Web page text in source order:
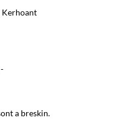
Kerhoant
a breskin.